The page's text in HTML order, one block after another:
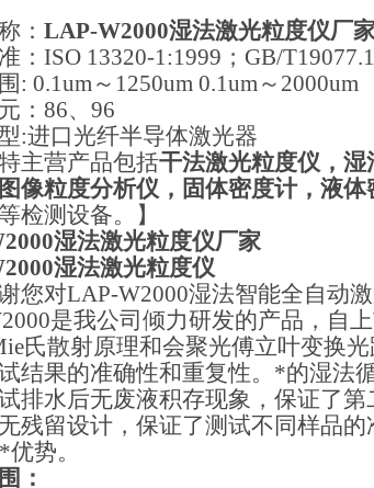
： LAP-W2000湿法激光粒度仪厂
： ISO 13320-1:1999 ； GB/
: 0.1um～ 1250um 0.1um～ 2000um
： 86、 96
:进口光纤半导体激光器
特主营产品包括干法激光粒度仪，
像粒度分析仪，固体密度计，液
检测设备。】
湿法激光粒度仪厂家
湿法激光粒度仪
您对LAP-W2000湿法智能全自动
是我公司倾力研发的产品，自
氏散射原理和会聚光傅立叶变换
结果的准确性和重复性。*的湿法
排水后无废液积存现象，保证了
残留设计，保证了测试不同样品
*优势。
：